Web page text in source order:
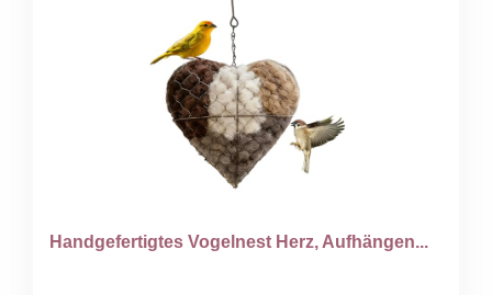
Handgefertigtes Vogelnest Herz, Aufhängen...